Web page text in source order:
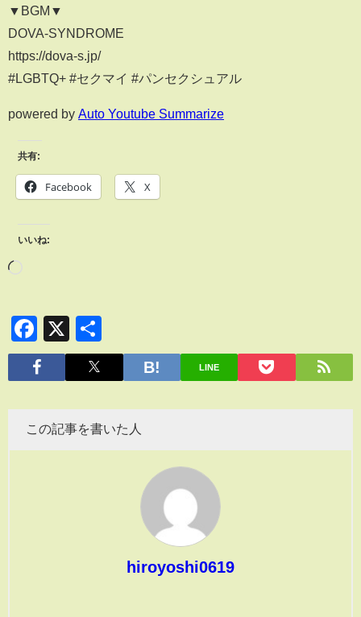
▼BGM▼
DOVA-SYNDROME
https://dova-s.jp/
#LGBTQ+ #セクマイ #パンセクシュアル
powered by Auto Youtube Summarize
共有:
Facebook X
いいね:
Facebook
X
有
LINE
この記事を書いた人
hiroyoshi0619